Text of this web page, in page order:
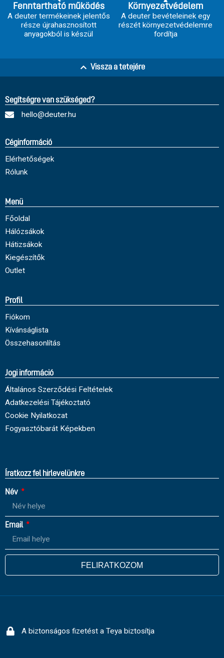
Fenntartható működés
A deuter termékeinek jelentős
része újrahasznosított
anyagokból is készül
Környezetvédelem
A deuter bevételeinek egy
részét környezetvédelemre
fordítja
Vissza a tetejére
Segítségre van szükséged?
hello@deuter.hu
Céginformáció
Elérhetőségek
Rólunk
Menü
Főoldal
Hálózsákok
Hátizsákok
Kiegészítők
Outlet
Profil
Fiókom
Kívánságlista
Összehasonlítás
Jogi információ
Általános Szerződési Feltételek
Adatkezelési Tájékoztató
Cookie Nyilatkozat
Fogyasztóbarát Képekben
Íratkozz fel hirlevelünkre
Név
Email
FELIRATKOZOM
A biztonságos fizetést a Teya biztosítja